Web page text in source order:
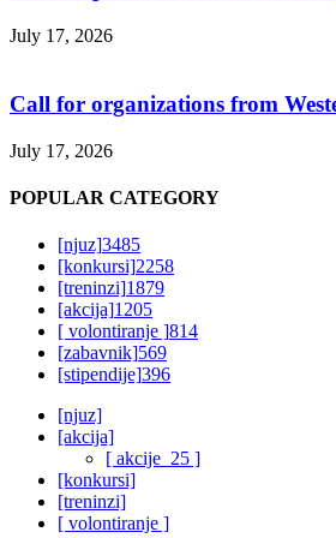
July 17, 2026
Call for organizations from
July 17, 2026
POPULAR CATEGORY
[njuz]3485
[konkursi]2258
[treninzi]1879
[akcija]1205
[ volontiranje ]814
[zabavnik]569
[stipendije]396
[njuz]
[akcija]
[ akcije_25 ]
[konkursi]
[treninzi]
[ volontiranje ]